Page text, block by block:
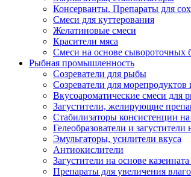
Консерванты. Препараты для
Смеси для куттерования
Желатиновые смеси
Красители мяса
Смеси на основе сывороточных
Рыбная промышленность
Созреватели для рыбы
Созреватели для
Вкусоароматические смеси для
Загустители, желирующие
Стабилизаторы консистенции
Гелеобразователи и
Эмульгаторы, усилители вкуса
Антиокислители
Загустители на основе
Препараты для увеличения